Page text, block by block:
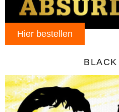
Hier bestellen